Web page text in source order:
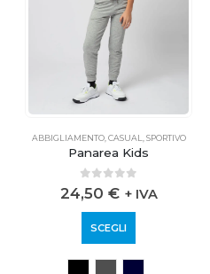
ABBIGLIAMENTO, CASUAL SPORTIVO
Panarea Kids
0out of 5
24,50 € + IVA
SCEGLI